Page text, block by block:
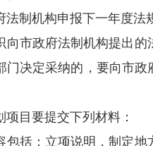
求提出法规草案、
度计划起草和报送法
政府法制机构组织
政府法制机构对法规
求对法规草案、规章